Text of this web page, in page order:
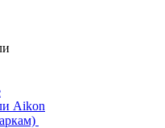
Aikon